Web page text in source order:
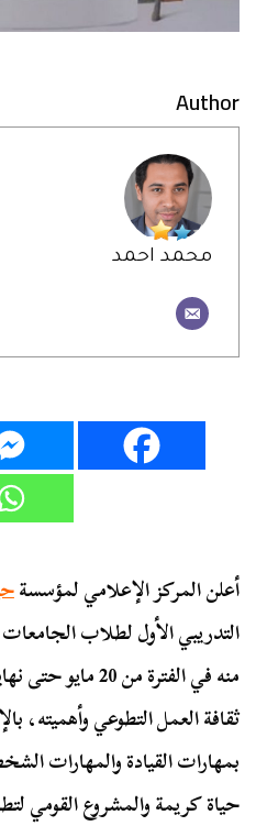
Author
محمد احمد
أعلن المركز الإعلامي لمؤسسة
التدريبي الأول لطلاب
منه في الفترة من
ثقافة العمل التطوعي وأهميته،
بمهارات القيادة والمهارات
حياة كريمة والمشروع القومي